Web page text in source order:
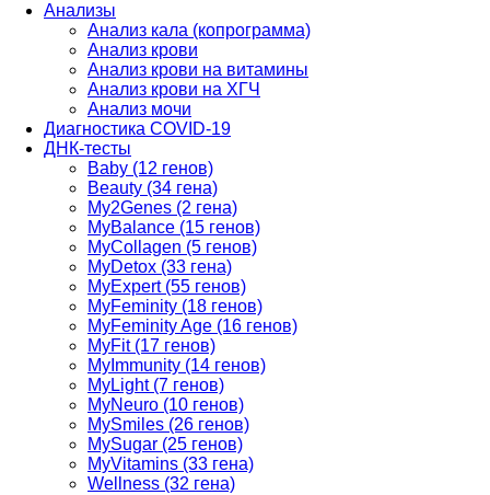
Анализы
Анализ кала (копрограмма)
Анализ крови
Анализ крови на витамины
Анализ крови на ХГЧ
Анализ мочи
Диагностика COVID-19
ДНК-тесты
Baby (12 генов)
Beauty (34 гена)
My2Genes (2 гена)
MyBalance (15 генов)
MyCollagen (5 генов)
MyDetox (33 гена)
MyExpert (55 генов)
MyFeminity (18 генов)
MyFeminity Age (16 генов)
MyFit (17 генов)
MyImmunity (14 генов)
MyLight (7 генов)
MyNeuro (10 генов)
MySmiles (26 генов)
MySugar (25 генов)
MyVitamins (33 гена)
Wellness (32 гена)